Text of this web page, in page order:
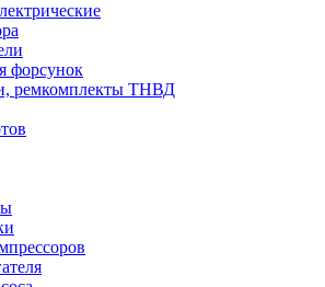
форсунок
ремкомплекты ТНВД